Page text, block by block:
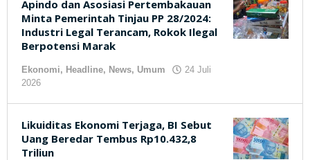
Apindo dan Asosiasi Pertembakauan
Minta Pemerintah Tinjau PP 28/2024:
Industri Legal Terancam, Rokok Ilegal
Berpotensi Marak
Ekonomi, Headline, News, Umum
24 Juli
2026
Likuiditas Ekonomi Terjaga, BI Sebut
Uang Beredar Tembus Rp10.432,8
Triliun